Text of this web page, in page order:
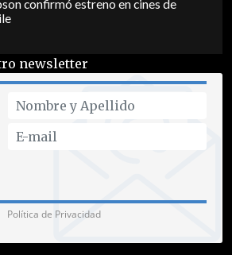
confirmó estreno en cines de
newsletter
Política de Privacidad